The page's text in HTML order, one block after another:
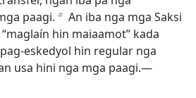
paagi. b An iba nga mga Saksi
hin maiaamot” kada
eskedyol hin regular nga
usa hini nga mga paagi.—